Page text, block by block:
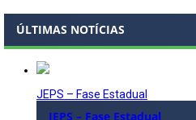
ÚLTIMAS NOTÍCIAS
JEPS – Fase Estadual
JEPS – Fase Estadual